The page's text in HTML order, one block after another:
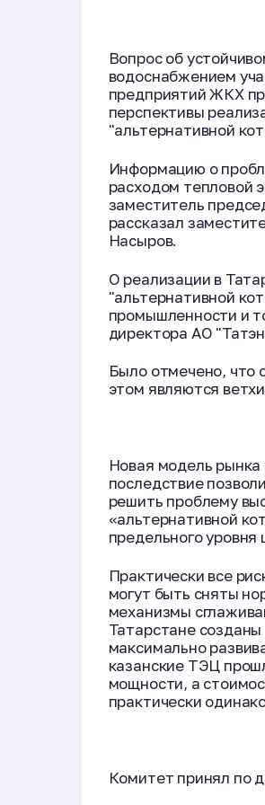
Вопрос об
водоснабжением
предприятий ЖКХ
перспективы
"альтернативной
Информацию о
расходом тепловой
заместитель
рассказал
Насыров.
О реализации в
"альтернативной
промышленности и
директора АО
Было отмечено, что
этом являются
Новая модель рынка
последствие
решить проблему
«альтернативной
предельного
Практически все
могут быть сняты
механизмы
Татарстане
максимально
казанские ТЭЦ
мощности, а
практически
Комитет принял по